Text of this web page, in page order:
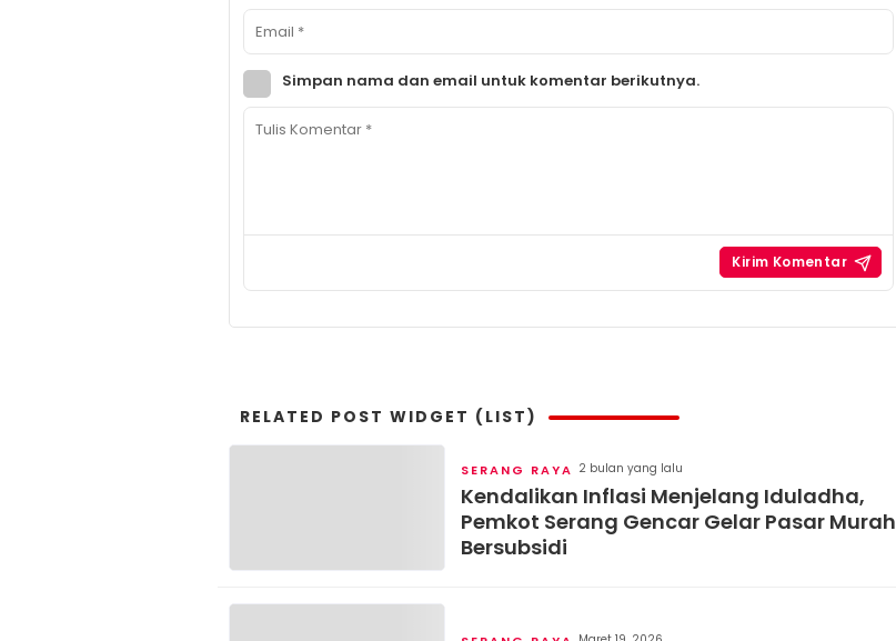
Simpan nama dan email untuk komentar berikutnya.
RELATED POST WIDGET (LIST)
SERANG RAYA 2 bulan yang lalu
Kendalikan Inflasi Menjelang Iduladha,
Pemkot Serang Gencar Gelar Pasar Murah
Bersubsidi